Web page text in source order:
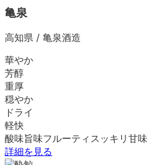
亀泉
高知県 / 亀泉酒造
華やか
芳醇
重厚
穏やか
ドライ
軽快
酸味旨味フルーティ スッキリ 甘味
詳細を見る